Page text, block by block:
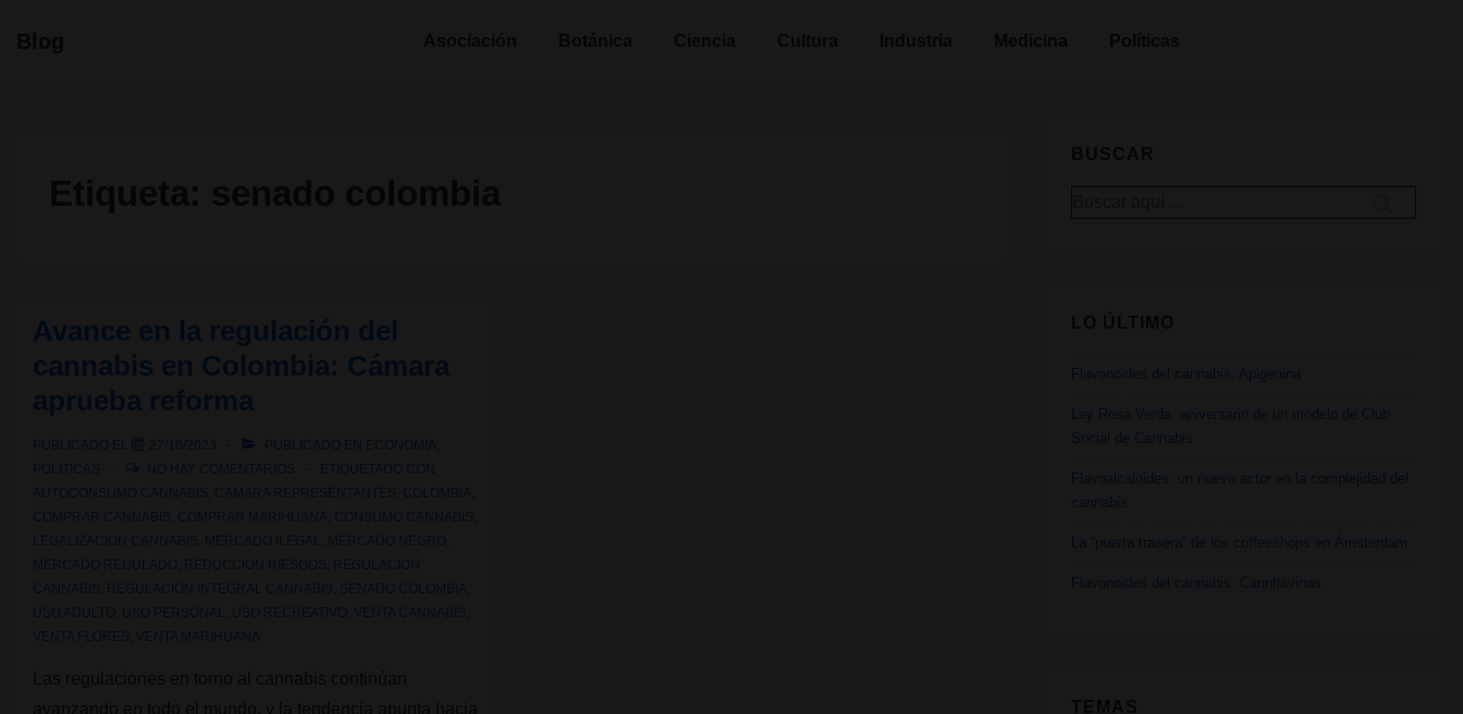
Avance en la regulación del
cannabis en Colombia: Cámara
aprueba reforma
PUBLICADO EL 27/10/2023 PUBLICADO EN ECONOMÍA
POLÍTICAS
NO HAY COMENTARIOS
ETIQUETADO CON
AUTOCONSUMO CANNABIS CAMARA REPRESENTANTES COLOMBIA
COMPRAR CANNABIS COMPRAR MARIHUANA CONSUMO CANNABIS
LEGALIZACION CANNABIS
MERCADO ILEGAL MERCADO NEGRO
MERCADO REGULADO
REDUCCION RIESGOS
REGULACION
CANNABIS
REGULACION INTEGRAL CANNABIS SENADO COLOMBIA
USO ADULTO
USO PERSONAL USO RECREATIVO VENTA CANNABIS
VENTA FLORES VENTA MARIHUANA
Flavonoides del cannabis: Apigenina
Ley Rosa Verda: aniversario de un modelo de Club
Social de Cannabis
Flavoalcaloides: un nuevo actor en la complejidad del
cannabis
La “puerta trasera” de los coffeeshops en Ámsterdam
Flavonoides del cannabis: Cannflavinas